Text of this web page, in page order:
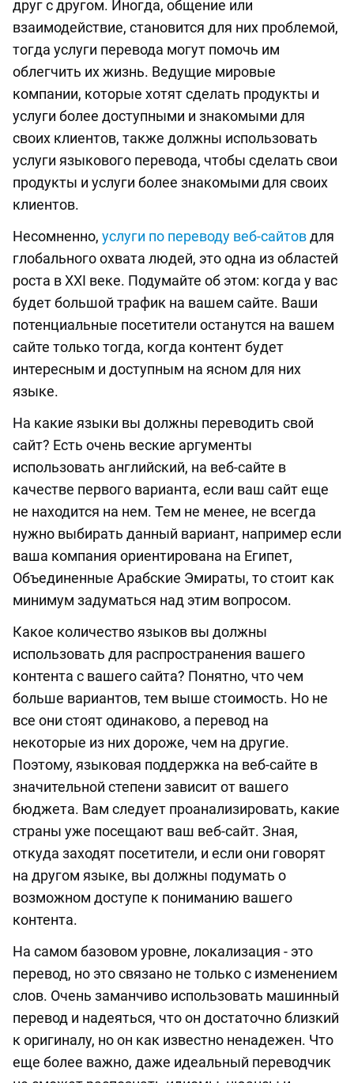
друг с другом. Иногда, общение или
взаимодействие, становится для них проблемой,
тогда услуги перевода могут помочь им
облегчить их жизнь. Ведущие мировые
компании, которые хотят сделать продукты и
услуги более доступными и знакомыми для
своих клиентов, также должны использовать
услуги языкового перевода, чтобы сделать свои
продукты и услуги более знакомыми для своих
клиентов.
Несомненно, услуги по переводу веб-сайтовдля
глобального охвата людей, это одна из областей
роста в XXI веке. Подумайте об этом: когда у вас
будет большой трафик на вашем сайте. Ваши
потенциальные посетители останутся на вашем
сайте только тогда, когда контент будет
интересным и доступным на ясном для них
языке.
На какие языки вы должны переводить свой
сайт? Есть очень веские аргументы
использовать английский, на веб-сайте в
качестве первого варианта, если ваш сайт еще
не находится на нем. Тем не менее, не всегда
нужно выбирать данный вариант, например если
ваша компания ориентирована на Египет,
Объединенные Арабские Эмираты, то стоит как
минимум задуматься над этим вопросом.
Какое количество языков вы должны
использовать для распространения вашего
контента с вашего сайта? Понятно, что чем
больше вариантов, тем выше стоимость. Но не
все они стоят одинаково, а перевод на
некоторые из них дороже, чем на другие.
Поэтому, языковая поддержка на веб-сайте в
значительной степени зависит от вашего
бюджета. Вам следует проанализировать, какие
страны уже посещают ваш веб-сайт. Зная,
откуда заходят посетители, и если они говорят
на другом языке, вы должны подумать о
возможном доступе к пониманию вашего
контента.
На самом базовом уровне, локализация - это
перевод, но это связано не только с изменением
слов. Очень заманчиво использовать машинный
перевод и надеяться, что он достаточно близкий
к оригиналу, но он как известно ненадежен. Что
еще более важно, даже идеальный переводчик